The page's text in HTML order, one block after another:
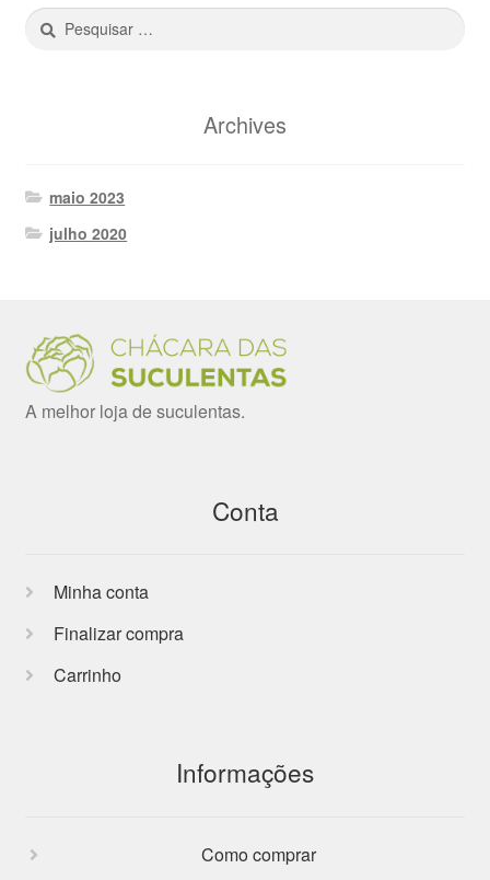
Pesquisar
por:
Archives
maio 2023
julho 2020
A melhor loja de suculentas.
Conta
Minha conta
Finalizar compra
Carrinho
Informações
Como comprar